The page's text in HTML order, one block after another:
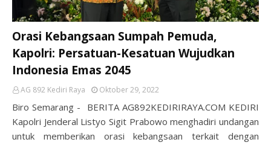
Orasi Kebangsaan Sumpah Pemuda,
Kapolri: Persatuan-Kesatuan Wujudkan
Indonesia Emas 2045
AG 892 Kediri Raya Oktober 29, 2022
Biro Semarang - BERITA AG892KEDIRIRAYA.COM KEDIRI
Kapolri Jenderal Listyo Sigit Prabowo menghadiri undangan
untuk memberikan orasi kebangsaan terkait dengan